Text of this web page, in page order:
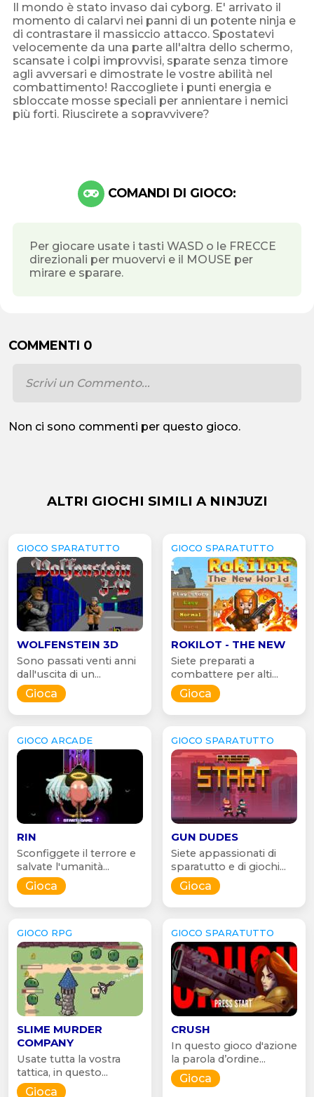
Il mondo è stato invaso dai cyborg. E' arrivato il
momento di calarvi nei panni di un potente ninja e
di contrastare il massiccio attacco. Spostatevi
velocemente da una parte all'altra dello schermo,
scansate i colpi improvvisi, sparate senza timore
agli avversari e dimostrate le vostre abilità nel
combattimento! Raccogliete i punti energia e
sbloccate mosse speciali per annientare i nemici
più forti. Riuscirete a sopravvivere?
COMANDI DI GIOCO:
Per giocare usate i tasti WASD o le FRECCE
direzionali per muovervi e il MOUSE per
mirare e sparare.
COMMENTI 0
Non ci sono commenti per questo gioco.
ALTRI GIOCHI SIMILI A NINJUZI
GIOCO SPARATUTTO
WOLFENSTEIN 3D
Sono passati venti anni
dall'uscita di un...
Gioca
GIOCO SPARATUTTO
ROKILOT - THE NEW
Siete preparati a
combattere per alti...
Gioca
GIOCO ARCADE
RIN
Sconfiggete il terrore e
salvate l'umanità...
Gioca
GIOCO SPARATUTTO
GUN DUDES
Siete appassionati di
sparatutto e di giochi...
Gioca
GIOCO RPG
SLIME MURDER
COMPANY
Usate tutta la vostra
tattica, in questo...
Gioca
GIOCO SPARATUTTO
CRUSH
In questo gioco d'azione
la parola d’ordine...
Gioca